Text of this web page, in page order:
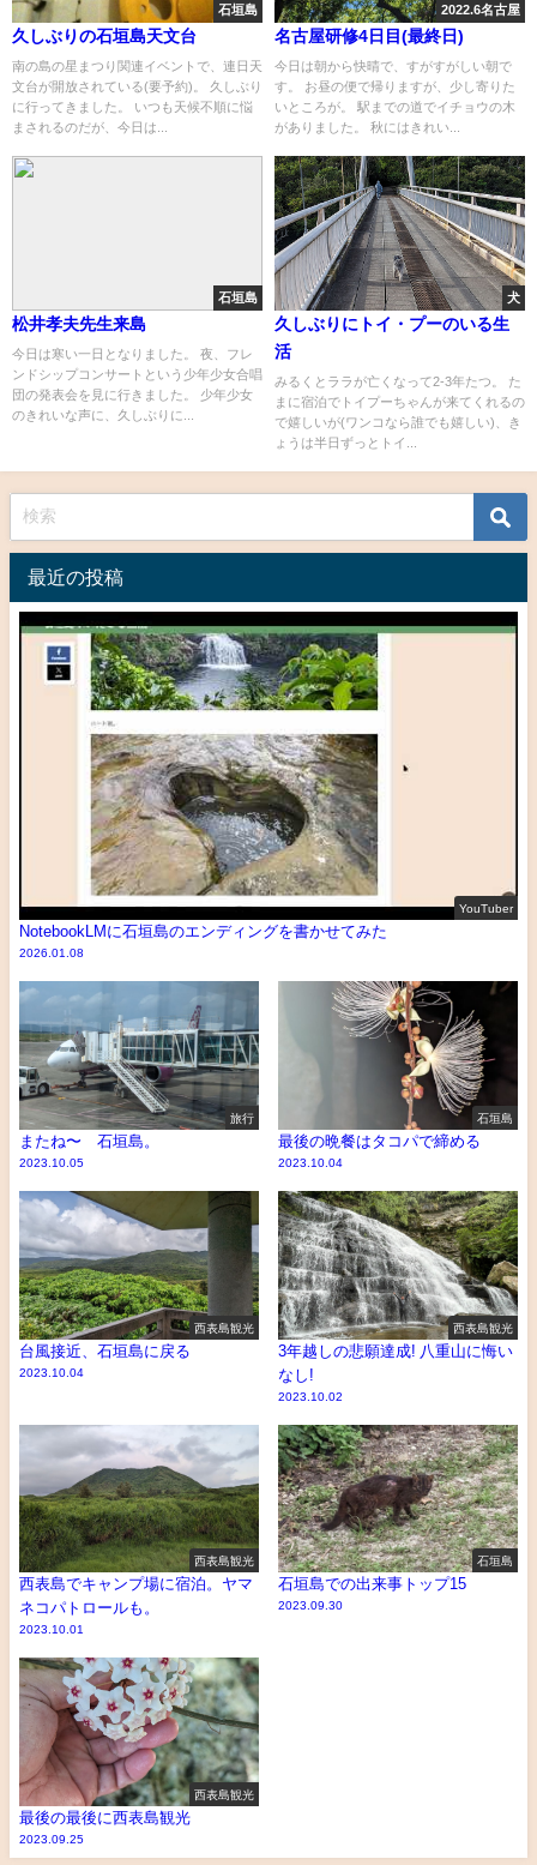
石垣島
久しぶりの石垣島天文台
南の島の星まつり関連イベントで、連日天
文台が開放されている(要予約)。 久しぶり
に行ってきました。 いつも天候不順に悩
まされるのだが、今日は...
2022.6名古屋
名古屋研修4日目(最終日)
今日は朝から快晴で、すがすがしい朝で
す。 お昼の便で帰りますが、少し寄りた
いところが。 駅までの道でイチョウの木
がありました。 秋にはきれい...
石垣島
松井孝夫先生来島
今日は寒い一日となりました。 夜、フレ
ンドシップコンサートという少年少女合唱
団の発表会を見に行きました。 少年少女
のきれいな声に、久しぶりに...
犬
久しぶりにトイ・プーのいる生
活
みるくとララが亡くなって2-3年たつ。 た
まに宿泊でトイプーちゃんが来てくれるの
で嬉しいが(ワンコなら誰でも嬉しい)、き
ょうは半日ずっとトイ...
最近の投稿
YouTuber
NotebookLMに石垣島のエンディングを書かせてみた
2026.01.08
旅行
またね〜 石垣島。
2023.10.05
石垣島
最後の晩餐はタコパで締める
2023.10.04
西表島観光
台風接近、石垣島に戻る
2023.10.04
西表島観光
3年越しの悲願達成! 八重山に悔い
なし!
2023.10.02
西表島観光
西表島でキャンプ場に宿泊。ヤマ
ネコパトロールも。
2023.10.01
石垣島
石垣島での出来事トップ15
2023.09.30
西表島観光
最後の最後に西表島観光
2023.09.25